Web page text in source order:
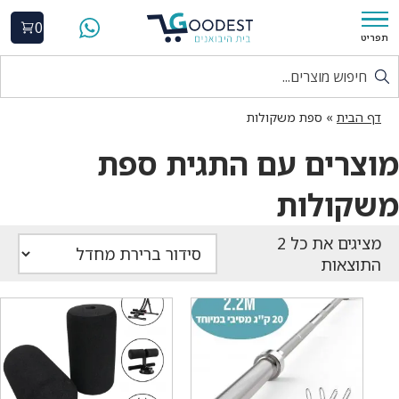
תפריט
0
דף הבית » ספת משקולות
מוצרים עם התגית ספת
משקולות
התוצאות